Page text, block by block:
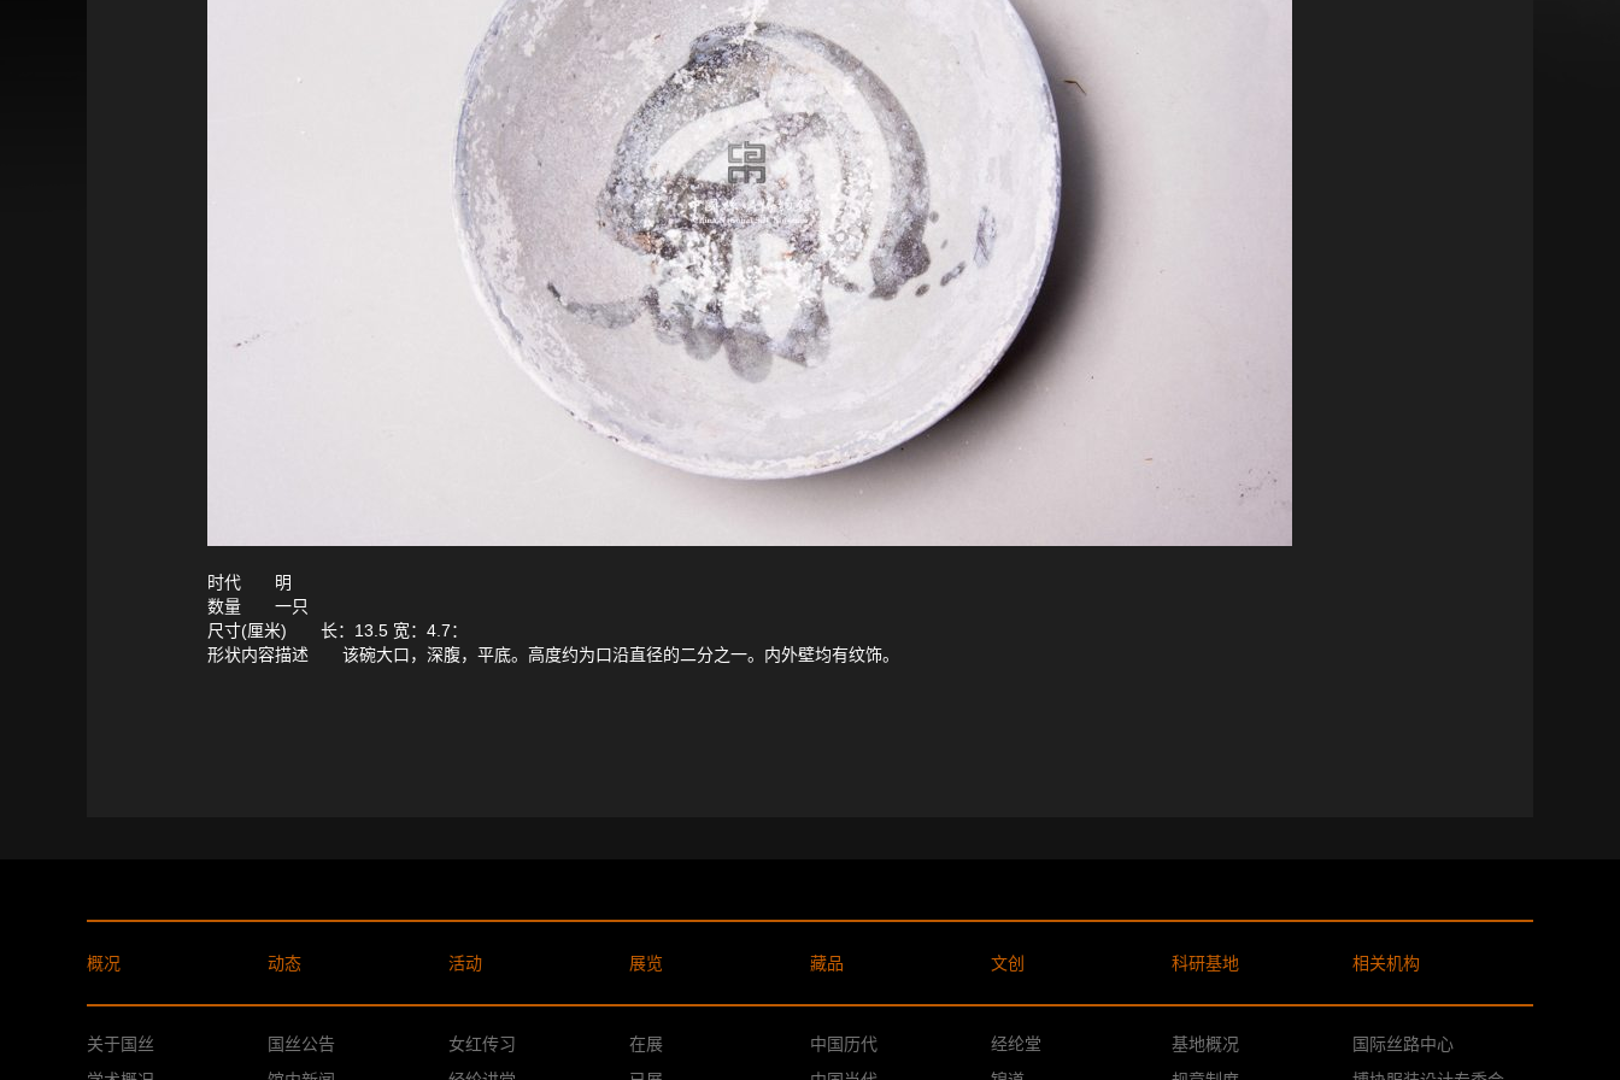
时代 明
数量 一只
尺寸(厘米) 长：13.5 宽：4.7：
形状内容描述 该碗大口，深腹，平底。高度约为口沿直径的二分之一。内外壁均有纹饰。
概况 动态 活动 展览 藏品 文创 科研基地 相关机构
关于国丝
国丝公告
女红传习
在展
中国历代
经纶堂
基地概况
国际丝路中心